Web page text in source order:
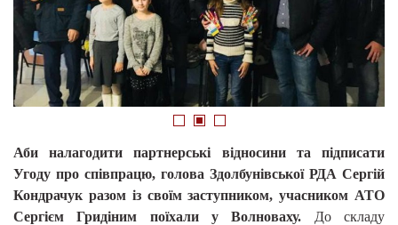
1 2
3
Аби налагодити партнерські відносини та підписати
Угоду про співпрацю, голова Здолбунівської РДА Сергій
Кондрачук разом із своїм заступником, учасником АТО
Сергієм Гридіним поїхали у Волноваху.
До складу